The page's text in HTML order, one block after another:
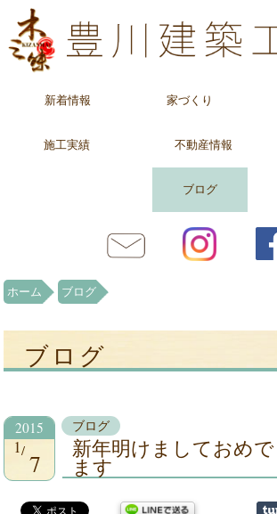
新着情報 家づくり
施工実績 不動産情報
ブログ
ホーム ブログ
ブログ
2015
1
7
ブログ
新年明けましておめ
ます